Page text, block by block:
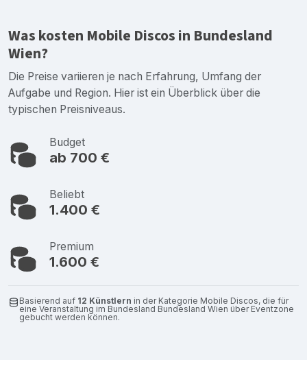
Was kosten Mobile Discos in Bundesland
Wien?
Die Preise variieren je nach Erfahrung, Umfang der
Aufgabe und Region. Hier ist ein Überblick über die
typischen Preisniveaus.
Budget
ab 700 €
Beliebt
1.400 €
Premium
1.600 €
Basierend auf 12 Künstlern in der Kategorie Mobile Discos, die für
eine Veranstaltung im Bundesland Bundesland Wien über Eventzone
gebucht werden können.